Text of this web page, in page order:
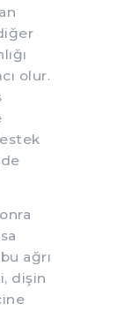
olur.
ağrı
dişin